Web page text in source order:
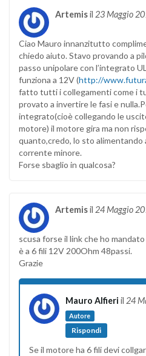
Artemisil 23 Maggio
Ciao Mauro innanzitutto
chiedo aiuto. Stavo provando a
passo unipolare con l’integrato
funziona a 12V (http://
fatto tutti i collegamenti come i
provato a invertire le fasi e
integrato(cioè collegando le
motore) il motore gira ma non
quanto,credo, lo sto alimentando
corrente minore.
Forse sbaglio in qualcosa?
Artemisil 24 Maggio
scusa forse il link che ho
è a 6 fili 12V 200Ohm 48passi.
Grazie
Mauro Alfieri il 24
Autore
Rispondi
Se il motore ha 6 fili devi